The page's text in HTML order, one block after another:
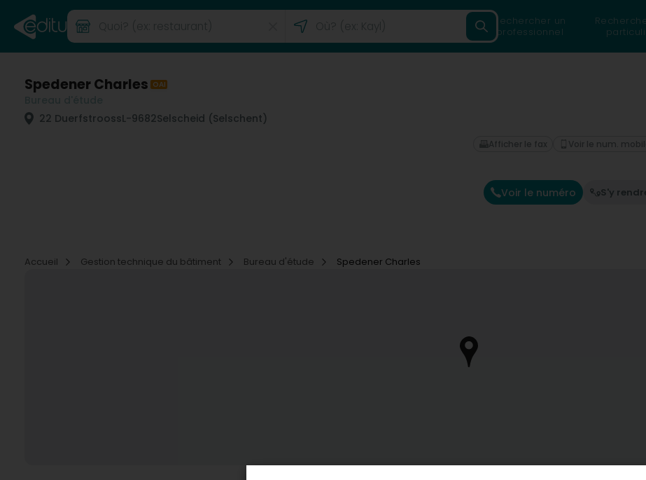
Rechercher un
professionnel
Spedener Charles OAI
22 DuerfstroossL-9682Selscheid (Selschent)
Voir le numéro S'y
Afficher le fax Voir le num.
Accueil
Gestion technique du bâtiment Bureau d'étude Spedener Charles